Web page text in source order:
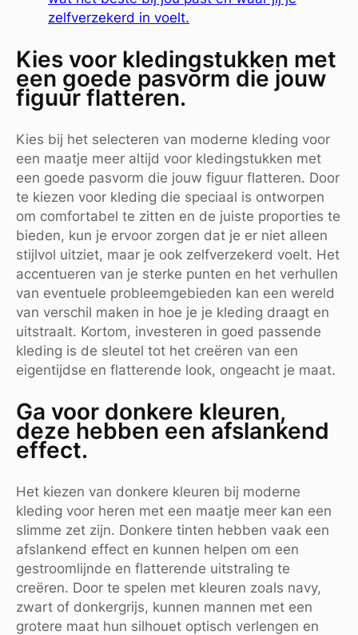
zelfverzekerd in voelt.
Kies voor kledingstukken met
een goede pasvorm die jouw
figuur flatteren.
Kies bij het selecteren van moderne kleding voor
een maatje meer altijd voor kledingstukken met
een goede pasvorm die jouw figuur flatteren. Door
te kiezen voor kleding die speciaal is ontworpen
om comfortabel te zitten en de juiste proporties te
bieden, kun je ervoor zorgen dat je er niet alleen
stijlvol uitziet, maar je ook zelfverzekerd voelt. Het
accentueren van je sterke punten en het verhullen
van eventuele probleemgebieden kan een wereld
van verschil maken in hoe je je kleding draagt en
uitstraalt. Kortom, investeren in goed passende
kleding is de sleutel tot het creëren van een
eigentijdse en flatterende look, ongeacht je maat.
Ga voor donkere kleuren,
deze hebben een afslankend
effect.
Het kiezen van donkere kleuren bij moderne
kleding voor heren met een maatje meer kan een
slimme zet zijn. Donkere tinten hebben vaak een
afslankend effect en kunnen helpen om een
gestroomlijnde en flatterende uitstraling te
creëren. Door te spelen met kleuren zoals navy,
zwart of donkergrijs, kunnen mannen met een
grotere maat hun silhouet optisch verlengen en